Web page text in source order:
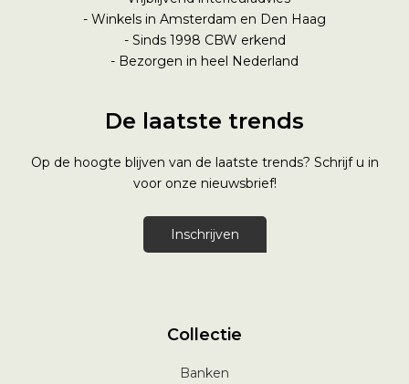
- Winkels in Amsterdam en Den Haag
- Sinds 1998 CBW erkend
- Bezorgen in heel Nederland
De laatste trends
Op de hoogte blijven van de laatste trends? Schrijf u in
voor onze nieuwsbrief!
Inschrijven
Collectie
Banken